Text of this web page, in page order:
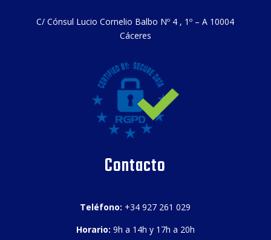
C/ Cónsul Lucio Cornelio Balbo Nº 4 , 1º – A 10004
Cáceres
Contacto
Teléfono: +34 927 261 029
Horario: 9h a 14h y 17h a 20h